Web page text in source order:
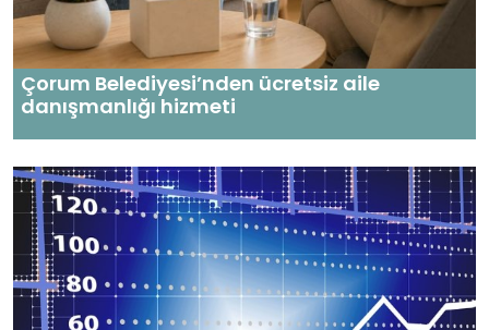
Çorum Belediyesi’nden ücretsiz aile
danışmanlığı hizmeti